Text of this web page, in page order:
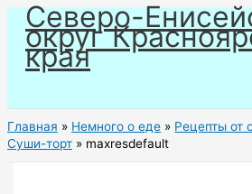
Перейти
содержимому
Северо-
округ
края
Главная Немного о еде
Рецепты от
Суши-торт
maxresdefault